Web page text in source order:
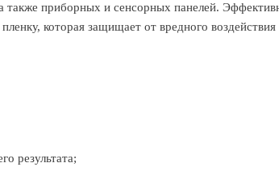
приборных и сенсорных панелей.
которая защищает от вредного
результата;